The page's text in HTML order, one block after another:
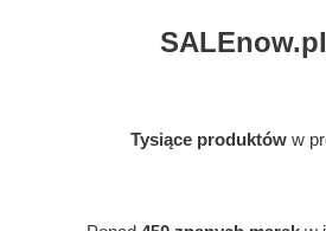
Tysiące produktów w